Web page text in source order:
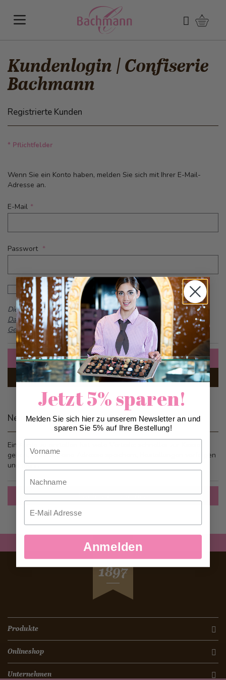
Suchen
Kundenlogin | Confiserie
Bachmann
Registrierte Kunden
* Pflichtfelder
Wenn Sie ein Konto haben, melden Sie sich mit Ihrer E-Mail-
Adresse an.
E-Mail
Passwort
Passwort anzeigen
Dieses Formular ist durch reCAPTCHA geschützt -Google
Datenschutzbestimmungenund
Allgemeine
Geschäftsbedingungen
Anmelden
Passwort vergessen?
Neue Kunden
Ein Konto zu erstellen hat viele Vorteile: schneller zur Kasse
gehen, mehr als eine Adresse speichern, Bestellungen verfolgen
und mehr.
Ein Konto erstellen
SEIT
1897
Produkte
Onlineshop
Unternehmen
Jetzt 5% sparen!
Melden Sie sich hier zu unserem Newsletter an und
sparen Sie 5% auf Ihre Bestellung!
Nachname
Email
Anmelden